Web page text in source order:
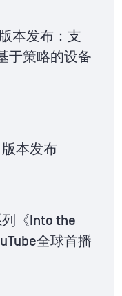
本发布：支
于策略的设备
版本发布
列《Into the
全球首播